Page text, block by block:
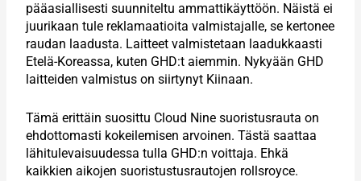
pääasiallisesti suunniteltu ammattikäyttöön. Näistä ei
juurikaan tule reklamaatioita valmistajalle, se kertonee
raudan laadusta. Laitteet valmistetaan laadukkaasti
Etelä-Koreassa, kuten GHD:t aiemmin. Nykyään GHD
laitteiden valmistus on siirtynyt Kiinaan.
Tämä erittäin suosittu Cloud Nine suoristusrauta on
ehdottomasti kokeilemisen arvoinen. Tästä saattaa
lähitulevaisuudessa tulla GHD:n voittaja. Ehkä
kaikkien aikojen suoristustusrautojen rollsroyce.